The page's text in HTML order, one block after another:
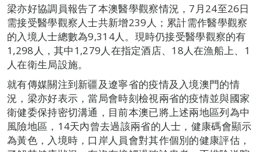
梁亦好協調員報告了本澳醫學觀察情況，7月24至26日
需接受醫學觀察人士共新增239人；累計需作醫學觀察
的入境人士總數為9,314人。現時仍接受醫學觀察的有
1,298人，其中1,279人在指定酒店、18人在漁船上、1
人在衛生局設施。
就有傳媒關注到新疆及遼寧省的疫情及入境澳門的情
況，梁亦好表示，當局會時刻檢視兩省的疫情並與國家
衛健委保持密切溝通，目前本澳已將上述兩地區列為中
風險地區，14天內曾去過該兩省的人士，健康碼會顯示
為黃色，入境時，口岸人員會對其作個別的健康評估，